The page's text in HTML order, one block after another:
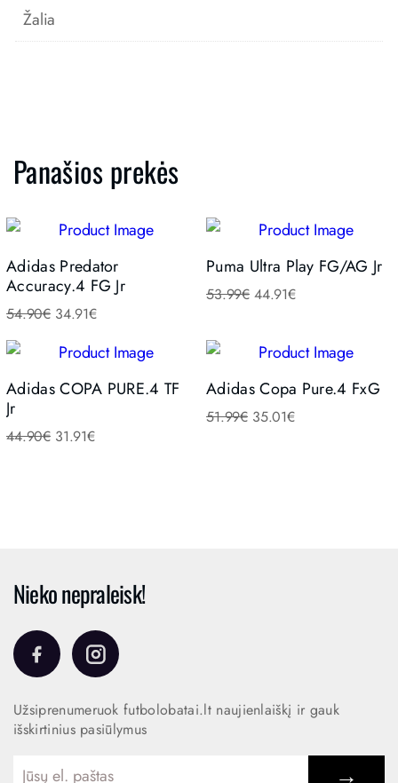
Žalia
Panašios prekės
Adidas Predator
Accuracy.4 FG Jr
54.90€ 34.91€
Puma Ultra Play FG/AG Jr
53.99€ 44.91€
Adidas COPA PURE.4 TF
Jr
44.90€ 31.91€
Adidas Copa Pure.4 FxG
51.99€ 35.01€
Nieko nepraleisk!
Užsiprenumeruok futbolobatai.lt naujienlaiškį ir gauk
išskirtinius pasiūlymus
→